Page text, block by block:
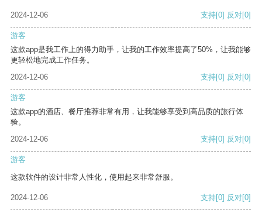
2024-12-06 支持[0] 反对[0]
游客
这款app是我工作上的得力助手，让我的工作效率提高了50%，让我能够
更轻松地完成工作任务。
2024-12-06
支持[0] 反对[0]
游客
这款app的酒店、餐厅推荐非常有用，让我能够享受到高品质的旅行体
验。
2024-12-06
支持[0] 反对[0]
游客
这款软件的设计非常人性化，使用起来非常舒服。
2024-12-06 支持[0] 反对[0]